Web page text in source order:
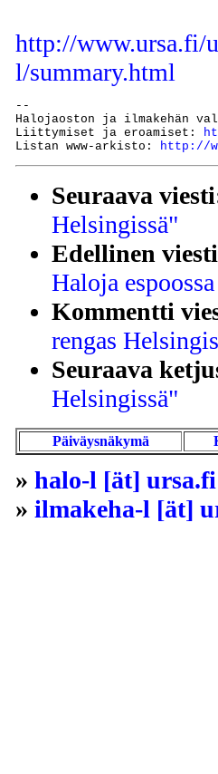
http://www.ursa.fi/
l/summary.html
--
Halojaoston ja ilmakehän
Liittymiset ja eroamiset:
Listan www-arkisto:
http://
Seuraava
Helsingissä"
Edellinen
Haloja
Kommentti
rengas
Seuraava
Helsingissä"
Päiväysnäkymä
» halo-l [ät]
» ilmakeha-l [ät]